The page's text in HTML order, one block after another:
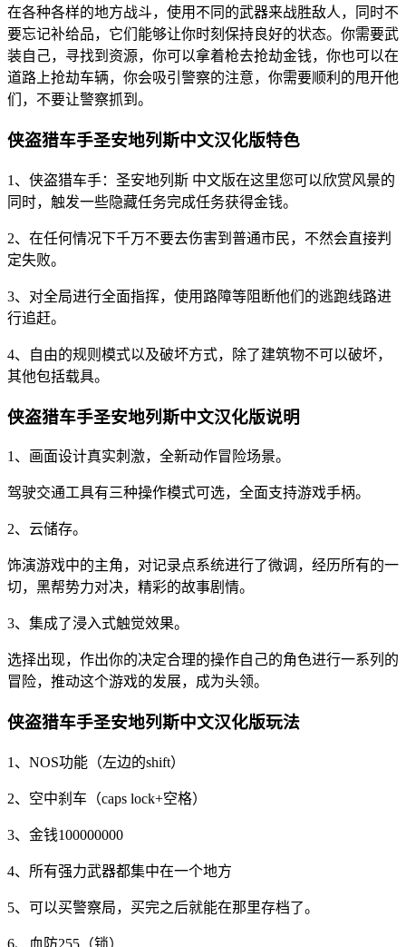
在各种各样的地方战斗，使用不同的武器来战胜敌人，同时不
要忘记补给品，它们能够让你时刻保持良好的状态。你需要武
装自己，寻找到资源，你可以拿着枪去抢劫金钱，你也可以在
道路上抢劫车辆，你会吸引警察的注意，你需要顺利的甩开他
们，不要让警察抓到。
侠盗猎车手圣安地列斯中文汉化版特色
1、侠盗猎车手：圣安地列斯 中文版在这里您可以欣赏风景的
同时，触发一些隐藏任务完成任务获得金钱。
2、在任何情况下千万不要去伤害到普通市民，不然会直接判
定失败。
3、对全局进行全面指挥，使用路障等阻断他们的逃跑线路进
行追赶。
4、自由的规则模式以及破坏方式，除了建筑物不可以破坏，
其他包括载具。
侠盗猎车手圣安地列斯中文汉化版说明
1、画面设计真实刺激，全新动作冒险场景。
驾驶交通工具有三种操作模式可选，全面支持游戏手柄。
2、云储存。
饰演游戏中的主角，对记录点系统进行了微调，经历所有的一
切，黑帮势力对决，精彩的故事剧情。
3、集成了浸入式触觉效果。
选择出现，作出你的决定合理的操作自己的角色进行一系列的
冒险，推动这个游戏的发展，成为头领。
侠盗猎车手圣安地列斯中文汉化版玩法
1、NOS功能（左边的shift）
2、空中刹车（caps lock+空格）
3、金钱100000000
4、所有强力武器都集中在一个地方
5、可以买警察局，买完之后就能在那里存档了。
6、血防255（锁）